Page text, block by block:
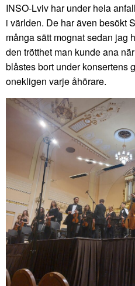
INSO-Lviv har under hela
i världen. De har även besökt
många sätt mognat sedan jag
den trötthet man kunde ana
blåstes bort under konsertens
onekligen varje åhörare.